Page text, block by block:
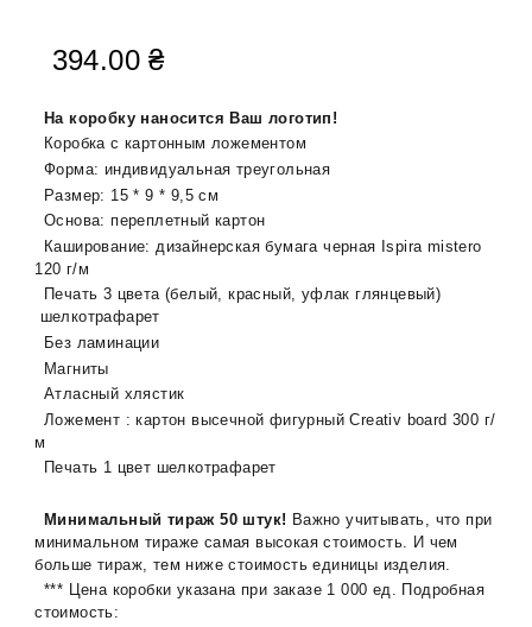
394.00₴
На коробку наносится Ваш логотип!
Коробка с картонным ложементом
Форма: индивидуальная треугольная
Размер: 15 * 9 * 9,5 см
Основа: переплетный картон
Каширование: дизайнерская бумага черная Ispira mistero
120 г/м
Печать 3 цвета (белый, красный, уфлак глянцевый)
шелкотрафарет
Без ламинации
Магниты
Атласный хлястик
Ложемент : картон высечной фигурный Creativ boаrd 300 г/
м
Печать 1 цвет шелкотрафарет
Минимальный тираж 50 штук! Важно учитывать, что при
минимальном тираже самая высокая стоимость. И чем
больше тираж, тем ниже стоимость единицы изделия.
*** Цена коробки указана при заказе 1 000 ед. Подробная
стоимость: